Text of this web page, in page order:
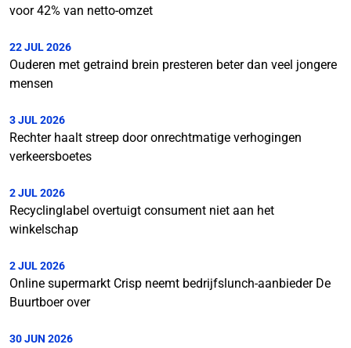
voor 42% van netto-omzet
22 JUL 2026
Ouderen met getraind brein presteren beter dan veel jongere
mensen
3 JUL 2026
Rechter haalt streep door onrechtmatige verhogingen
verkeersboetes
2 JUL 2026
Recyclinglabel overtuigt consument niet aan het
winkelschap
2 JUL 2026
Online supermarkt Crisp neemt bedrijfslunch-aanbieder De
Buurtboer over
30 JUN 2026